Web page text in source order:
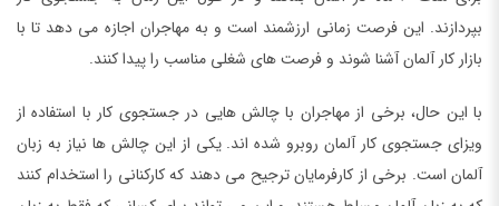
بپردازند. این فرصت زمانی ارزشمند است و به مهاجران اجازه می دهد تا با
بازار کار آلمان آشنا شوند و فرصت های شغلی مناسب را پیدا کنند.
با این حال، برخی از مهاجران با چالش هایی در جستجوی کار با استفاده از
ویزای جستجوی کار آلمان روبرو شده اند. یکی از این چالش ها نیاز به زبان
آلمان است. برخی از کارفرمایان ترجیح می دهند که کارکنانی را استخدام کنند